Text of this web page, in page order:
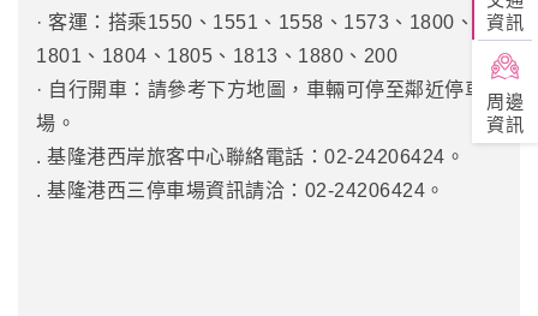
資訊
周邊
資訊
· 客運：搭乘1550、1551、1558、1573、1800、
1801、1804、1805、1813、1880、200
· 自行開車：請參考下方地圖，車輛可停至鄰近停車
場。
. 基隆港西岸旅客中心聯絡電話：02-24206424。
. 基隆港西三停車場資訊請洽：02-24206424。